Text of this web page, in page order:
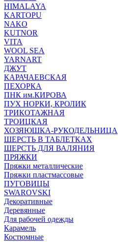
HIMALAYA
KARTOPU
NAKO
KUTNOR
VITA
WOOL SEA
YARNART
ДЖУТ
КАРАЧАЕВСКАЯ
ПЕХОРКА
ПНК им.КИРОВА
ПУХ НОРКИ, КРОЛИК
ТРИКОТАЖНАЯ
ТРОИЦКАЯ
ХОЗЯЮШКА-РУКОДЕЛЬНИЦА
ШЕРСТЬ В ТАБЛЕТКАХ
ШЕРСТЬ ДЛЯ ВАЛЯНИЯ
ПРЯЖКИ
Пряжки металлические
Пряжки пластмассовые
ПУГОВИЦЫ
SWAROVSKI
Декоративные
Деревянные
Для рабочей одежды
Карамель
Костюмные